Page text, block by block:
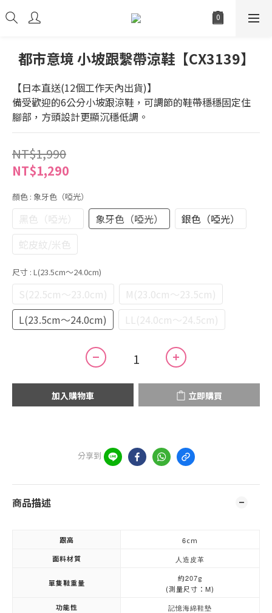
都市意境 小坡跟繫帶涼鞋【CX3139】
【日本直送(12個工作天內出貨)】
備受歡迎的6公分小坡跟涼鞋，可調節的鞋帶穩穩固定住
腳部，方頭設計更顯沉穩低調。
NT$1,990
NT$1,290
顏色 : 象牙色（啞光）
黑色（啞光） 象牙色（啞光）
銀色（啞光）
蛇皮紋/米色
尺寸 : L(23.5cm～24.0cm)
S(22.5cm～23.0cm)
M(23.0cm～23.5cm)
L(23.5cm～24.0cm)
LL(24.0cm～24.5cm)
加入購物車 立即購買
分享到
商品描述
跟高 6cm
面料材質
人造皮革
單隻鞋重量 約207g
(測量尺寸： M)
功能性
記憶海綿鞋墊